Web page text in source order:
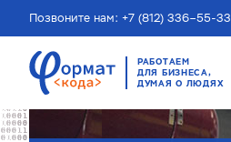
Позвоните нам: +7 (812) 336–55-33
РАБОТАЕМ
ДЛЯ БИЗНЕСА,
ДУМАЯ О ЛЮДЯХ